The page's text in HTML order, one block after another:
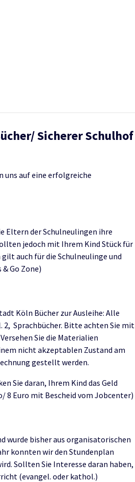
Sicherer Schulhof
uns auf eine erfolgreiche
Eltern der Schulneulingen ihre
jedoch mit Ihrem Kind Stück für
auch für die Schulneulinge und
Go Zone)
Köln Bücher zur Ausleihe: Alle
2, Sprachbücher. Bitte achten Sie mit
Sie die Materialien
nicht akzeptablen Zustand am
gestellt werden.
Sie daran, Ihrem Kind das Geld
8 Euro mit Bescheid vom Jobcenter)
wurde bisher aus organisatorischen
konnten wir den Stundenplan
Sollten Sie Interesse daran haben,
(evangel. oder kathol.)